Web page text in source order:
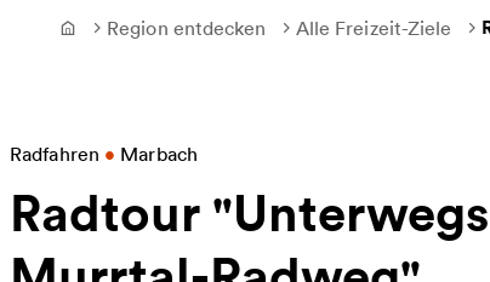
Frontpage
Region entdecken Alle Freizeit-Ziele
Radfahren • Marbach
Radtour